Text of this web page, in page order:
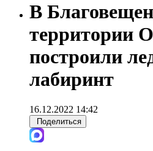
В
территории
построили
лабиринт
16.12.2022 14:42
Поделиться